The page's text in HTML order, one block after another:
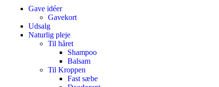
Gave idéer
Gavekort
Udsalg
Naturlig pleje
Til håret
Shampoo
Balsam
Til Kroppen
Fast sæbe